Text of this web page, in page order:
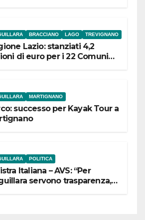
BRACCIANO LAGO TREVIGNANO
Lazio: stanziati 4,2
di euro per i 22 Comuni
MARTIGNANO
successo per Kayak Tour a
POLITICA
Italiana – AVS: “Per
servono trasparenza,